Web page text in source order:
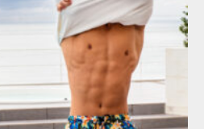
2023.02.11
その他 AKIHITO(細マッチョ) 腹筋 宗像